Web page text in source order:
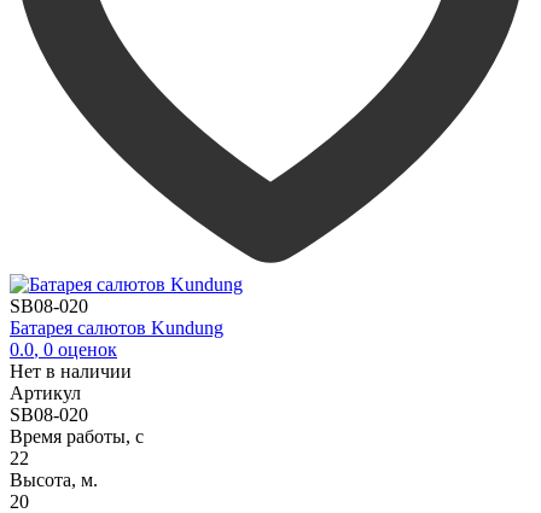
SB08-020
Батарея салютов Kundung
0.0, 0 оценок
Нет в наличии
Артикул
SB08-020
Время работы, с
22
Высота, м.
20